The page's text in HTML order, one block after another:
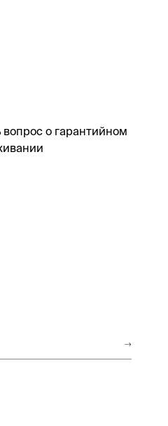
вопрос о гарантийном